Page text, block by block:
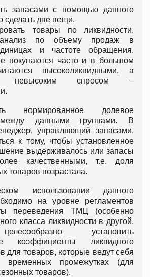
запасами с помощью данного
сделать две вещи.
товары по ликвидности,
по объему продаж в
и частоте обращения.
покупаются часто и в большом
высоколиквидными, а
невысоким спросом –
нормированное долевое
между данными группами. В
управляющий запасами,
к тому, чтобы установленное
выдерживалось или запасы
качественными, т.е. доля
товаров возрастала.
использовании данного
на уровне регламентов
переведения ТМЦ (особенно
класса ликвидности в другой.
установить
коэффициенты ликвидного
для товаров, которые ведут себя
временных промежутках (для
товаров).